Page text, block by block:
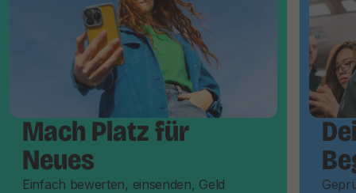
Mach Platz für
Neues
Einfach bewerten, einsenden, Geld